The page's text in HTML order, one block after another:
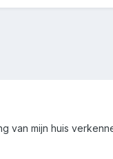
van mijn huis